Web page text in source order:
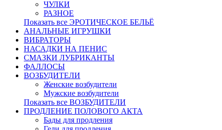
ЧУЛКИ
РАЗНОЕ
Показать все ЭРОТИЧЕСКОЕ БЕЛЬЁ
АНАЛЬНЫЕ ИГРУШКИ
ВИБРАТОРЫ
НАСАДКИ НА ПЕНИС
СМАЗКИ ЛУБРИКАНТЫ
ФАЛЛОСЫ
ВОЗБУДИТЕЛИ
Женские возбудители
Мужские возбудители
Показать все ВОЗБУДИТЕЛИ
ПРОДЛЕНИЕ ПОЛОВОГО АКТА
Бады для продления